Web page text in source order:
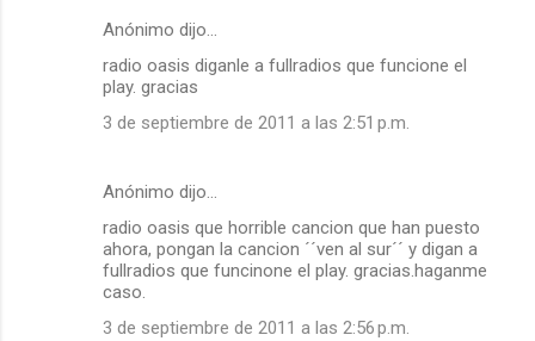
Anónimo dijo…
radio oasis diganle a fullradios que funcione el
play. gracias
3 de septiembre de 2011 a las 2:51 p.m.
Anónimo dijo…
radio oasis que horrible cancion que han puesto
ahora, pongan la cancion ´´ven al sur´´ y digan a
fullradios que funcinone el play. gracias.haganme
caso.
3 de septiembre de 2011 a las 2:56 p.m.